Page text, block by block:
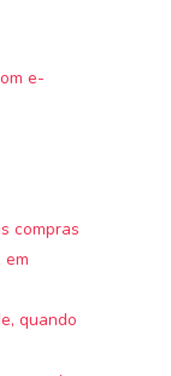
e-
compras
quando